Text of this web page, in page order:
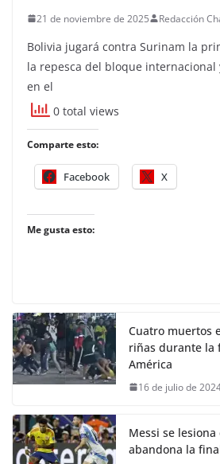
21 de noviembre de 2025 Redacción
Bolivia jugará contra Surinam la
la repesca del bloque internacional
en el
0 total views
Comparte esto:
Facebook X
Me gusta esto:
Cuatro muertos
riñas durante la
América
16 de julio de
Messi se
abandona la